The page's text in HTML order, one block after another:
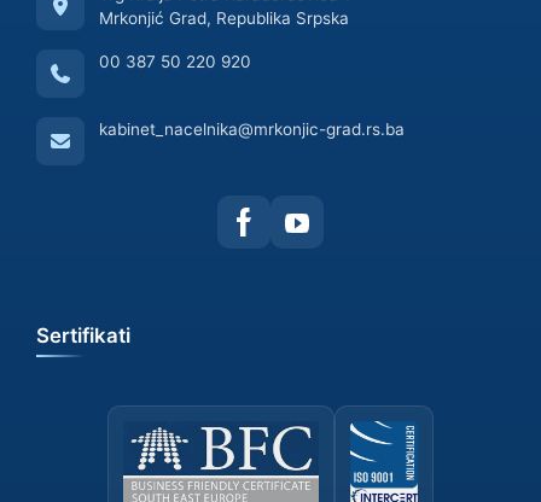
Mrkonjić Grad, Republika Srpska
00 387 50 220 920
kabinet_nacelnika@mrkonjic-grad.rs.ba
Sertifikati